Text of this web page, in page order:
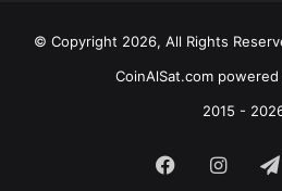
© Copyright 2026, All Rights
CoinAlSat.com powered
2015 -
Facebook